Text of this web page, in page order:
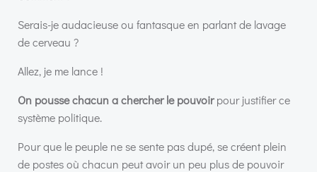
Serais-je audacieuse ou fantasque en parlant de lavage
de cerveau ?
Allez, je me lance !
On pousse chacun a chercher le pouvoirpour justifier ce
système politique.
Pour que le peuple ne se sente pas dupé, se créent plein
de postes où chacun peut avoir un peu plus de pouvoir